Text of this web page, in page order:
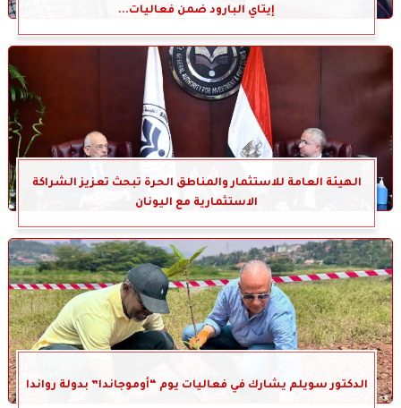
إيتاي البارود ضمن فعاليات...
الهيئة العامة للاستثمار والمناطق الحرة تبحث تعزيز الشراكة
الاستثمارية مع اليونان
الدكتور سويلم يشارك في فعاليات يوم “أوموجاندا” بدولة رواندا